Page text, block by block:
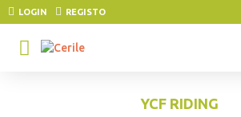
LOGIN REGISTO
YCF RIDING